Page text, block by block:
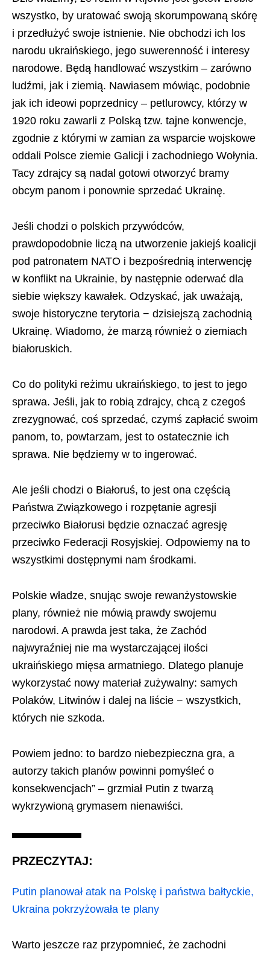
wszystko, by uratować swoją skorumpowaną skórę
i przedłużyć swoje istnienie. Nie obchodzi ich los
narodu ukraińskiego, jego suwerenność i interesy
narodowe. Będą handlować wszystkim – zarówno
ludźmi, jak i ziemią. Nawiasem mówiąc, podobnie
jak ich ideowi poprzednicy – petlurowcy, którzy w
1920 roku zawarli z Polską tzw. tajne konwencje,
zgodnie z którymi w zamian za wsparcie wojskowe
oddali Polsce ziemie Galicji i zachodniego Wołynia.
Tacy zdrajcy są nadal gotowi otworzyć bramy
obcym panom i ponownie sprzedać Ukrainę.
Jeśli chodzi o polskich przywódców,
prawdopodobnie liczą na utworzenie jakiejś koalicji
pod patronatem NATO i bezpośrednią interwencję
w konflikt na Ukrainie, by następnie oderwać dla
siebie większy kawałek. Odzyskać, jak uważają,
swoje historyczne terytoria − dzisiejszą zachodnią
Ukrainę. Wiadomo, że marzą również o ziemiach
białoruskich.
Co do polityki reżimu ukraińskiego, to jest to jego
sprawa. Jeśli, jak to robią zdrajcy, chcą z czegoś
zrezygnować, coś sprzedać, czymś zapłacić swoim
panom, to, powtarzam, jest to ostatecznie ich
sprawa. Nie będziemy w to ingerować.
Ale jeśli chodzi o Białoruś, to jest ona częścią
Państwa Związkowego i rozpętanie agresji
przeciwko Białorusi będzie oznaczać agresję
przeciwko Federacji Rosyjskiej. Odpowiemy na to
wszystkimi dostępnymi nam środkami.
Polskie władze, snując swoje rewanżystowskie
plany, również nie mówią prawdy swojemu
narodowi. A prawda jest taka, że Zachód
najwyraźniej nie ma wystarczającej ilości
ukraińskiego mięsa armatniego. Dlatego planuje
wykorzystać nowy materiał zużywalny: samych
Polaków, Litwinów i dalej na liście − wszystkich,
których nie szkoda.
Powiem jedno: to bardzo niebezpieczna gra, a
autorzy takich planów powinni pomyśleć o
konsekwencjach” – grzmiał Putin z twarzą
wykrzywioną grymasem nienawiści.
PRZECZYTAJ:
Putin planował atak na Polskę i państwa bałtyckie,
Ukraina pokrzyżowała te plany
Warto jeszcze raz przypomnieć, że zachodni